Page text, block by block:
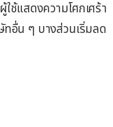
แสดงความโศกเศร้า
ทอื่น ๆ บางส่วนเริ่มลด